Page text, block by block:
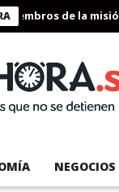
de la misión
NEGOCIOS